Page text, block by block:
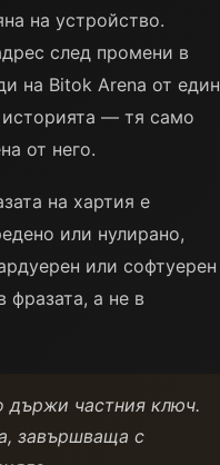
на устройство.
след промени в
на Bitok Arena от един
историята — тя само
от него.
на хартия е
или нулирано,
или софтуерен
фразата, а не в
държи частния ключ.
завършваща с